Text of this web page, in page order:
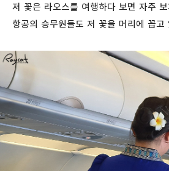
저 꽃은 라오스를 여행하다 보면 자주
항공의 승무원들도 저 꽃을 머리에 꼽고